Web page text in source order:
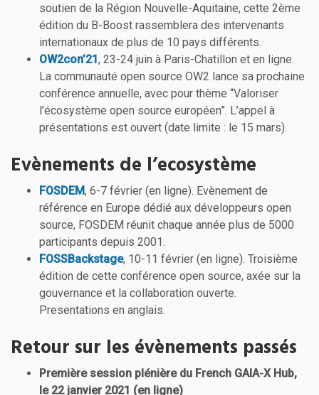
soutien de la Région Nouvelle-Aquitaine, cette 2ème
édition du B-Boost rassemblera des intervenants
internationaux de plus de 10 pays différents.
OW2con’21, 23-24 juin à Paris-Chatillon et en ligne.
La communauté open source OW2 lance sa prochaine
conférence annuelle, avec pour thème “Valoriser
l’écosystème open source européen”. L’appel à
présentations est ouvert (date limite : le 15 mars).
Evènements de l’ecosystème
FOSDEM, 6-7 février (en ligne). Evènement de
référence en Europe dédié aux développeurs open
source, FOSDEM réunit chaque année plus de 5000
participants depuis 2001.
FOSSBackstage, 10-11 février (en ligne). Troisième
édition de cette conférence open source, axée sur la
gouvernance et la collaboration ouverte.
Presentations en anglais.
Retour sur les évènements passés
Première session plénière du French GAIA-X Hub,
le 22 janvier 2021 (en ligne)